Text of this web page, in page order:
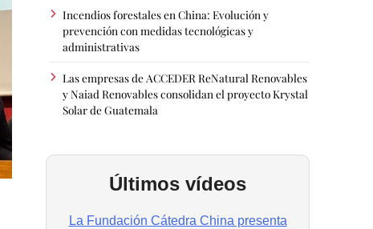
Incendios forestales en China: Evolución y
prevención con medidas tecnológicas y
administrativas
Las empresas de ACCEDER ReNatural Renovables
y Naiad Renovables consolidan el proyecto Krystal
Solar de Guatemala
Últimos vídeos
La Fundación Cátedra China presenta